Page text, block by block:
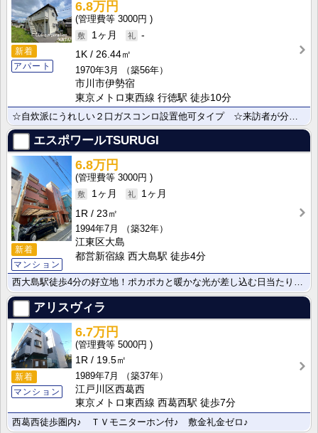
新着
アパート
6.8万円
3000円
1ヶ月
-
1K
26.44㎡
1970年3月
（築56年）
市川市伊勢宿
東京メトロ東西線 行徳駅 徒歩10分
エスポワールTSURUGI
新着
マンション
6.8万円
3000円
1ヶ月
1ヶ月
1R
23㎡
1994年7月
（築32年）
江東区大島
都営新宿線 西大島駅 徒歩4分
西大島駅徒歩4分の好立地！ポカポカと暖かな光が差し込む日当たり良好なお部屋です。快適な生活に欠かせな･･･
アリスヴィラ
新着
マンション
6.7万円
5000円
1R
19.5㎡
1989年7月
（築37年）
江戸川区西葛西
東京メトロ東西線 西葛西駅 徒歩7分
西葛西徒歩圏内♪ ＴＶモニターホン付♪ 敷金礼金ゼロ♪